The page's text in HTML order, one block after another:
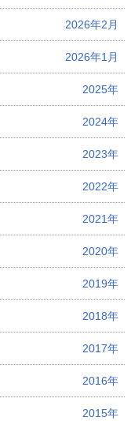
2026年2月
2026年1月
2025年
2024年
2023年
2022年
2021年
2020年
2019年
2018年
2017年
2016年
2015年